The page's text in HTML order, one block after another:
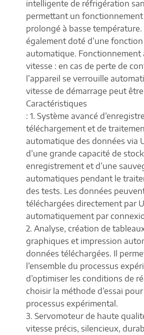
intelligente de réfrigération
permettant un
prolongé à basse température.
également doté d’une
automatique. Fonctionnement
vitesse : en cas de perte de
l’appareil se verrouille
vitesse de démarrage peut
Caractéristiques
: 1. Système avancé
téléchargement et de
automatique des données via
d’une grande capacité de
enregistrement et d’une
automatiques pendant le
des tests. Les données
téléchargées directement par
automatiquement par
2. Analyse, création de
graphiques et impression
données téléchargées. Il
l’ensemble du processus
d’optimiser les conditions de
choisir la méthode d’essai
processus expérimental.
3. Servomoteur de haute
vitesse précis, silencieux,